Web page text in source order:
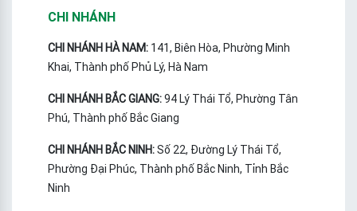
CHI NHÁNH
CHI NHÁNH HÀ NAM: 141, Biên Hòa, Phường Minh
Khai, Thành phố Phủ Lý, Hà Nam
CHI NHÁNH BẮC GIANG:94 Lý Thái Tổ, Phường Tân
Phú, Thành phố Bắc Giang
CHI NHÁNH BẮC NINH:Số 22, Đường Lý Thái Tổ,
Phường Đại Phúc, Thành phố Bắc Ninh, Tỉnh Bắc
Ninh